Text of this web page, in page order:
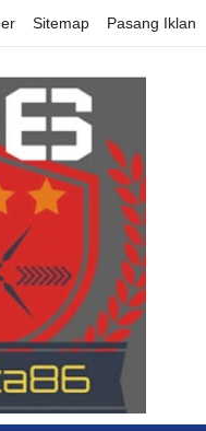
Sitemap Pasang Iklan